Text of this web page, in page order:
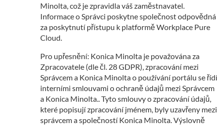
Minolta, což je zpravidla váš zaměstnavatel.
Informace o Správci poskytne společnost odpovědná
za poskytnutí přístupu k platformě Workplace Pure
Cloud.
Pro upřesnění: Konica Minolta je považována za
Zpracovatele (dle čl. 28 GDPR), zpracování mezi
Správcem a Konica Minolta o používání portálu se řídí
interními smlouvami o ochraně údajů mezi Správcem
a Konica Minolta.. Tyto smlouvy o zpracování údajů,
které popisují zpracování jménem, byly uzavřeny mezi
správcem a společností Konica Minolta. Výslovně